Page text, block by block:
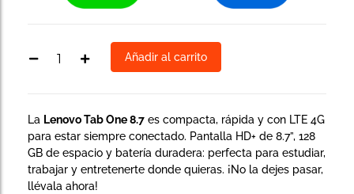
Añadir al carrito
La Lenovo Tab One 8.7 es compacta, rápida y con LTE 4G
para estar siempre conectado. Pantalla HD+ de 8.7”, 128
GB de espacio y batería duradera: perfecta para estudiar,
trabajar y entretenerte donde quieras. ¡No la dejes pasar,
llévala ahora!